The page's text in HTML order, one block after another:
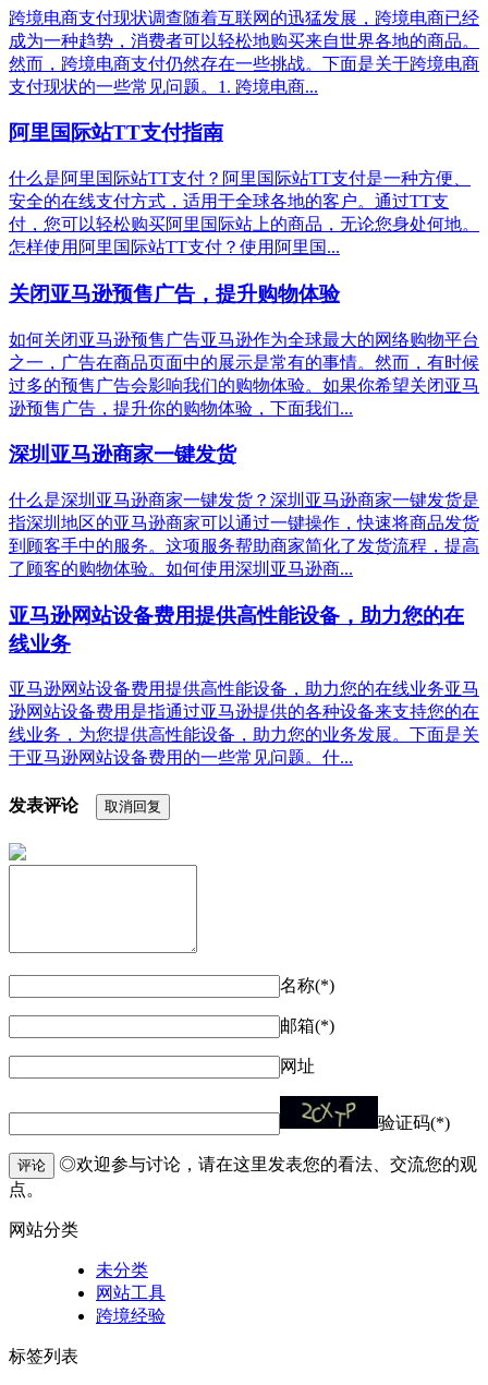
跨境电商支付现状调查随着互联网的迅猛发展，跨境电商已经
成为一种趋势，消费者可以轻松地购买来自世界各地的商品。
然而，跨境电商支付仍然存在一些挑战。下面是关于跨境电商
支付现状的一些常见问题。1. 跨境电商...
阿里国际站TT支付指南
什么是阿里国际站TT支付？阿里国际站TT支付是一种方便、
安全的在线支付方式，适用于全球各地的客户。通过TT支
付，您可以轻松购买阿里国际站上的商品，无论您身处何地。
怎样使用阿里国际站TT支付？使用阿里国...
关闭亚马逊预售广告，提升购物体验
如何关闭亚马逊预售广告亚马逊作为全球最大的网络购物平台
之一，广告在商品页面中的展示是常有的事情。然而，有时候
过多的预售广告会影响我们的购物体验。如果你希望关闭亚马
逊预售广告，提升你的购物体验，下面我们...
深圳亚马逊商家一键发货
什么是深圳亚马逊商家一键发货？深圳亚马逊商家一键发货是
指深圳地区的亚马逊商家可以通过一键操作，快速将商品发货
到顾客手中的服务。这项服务帮助商家简化了发货流程，提高
了顾客的购物体验。如何使用深圳亚马逊商...
亚马逊网站设备费用提供高性能设备，助力您的在
线业务
亚马逊网站设备费用提供高性能设备，助力您的在线业务亚马
逊网站设备费用是指通过亚马逊提供的各种设备来支持您的在
线业务，为您提供高性能设备，助力您的业务发展。下面是关
于亚马逊网站设备费用的一些常见问题。什...
发表评论 取消回复
名称(*)
邮箱(*)
网址
验证码(*)
评论
◎欢迎参与讨论，请在这里发表您的看法、交流您的观
点。
网站分类
未分类
网站工具
跨境经验
标签列表